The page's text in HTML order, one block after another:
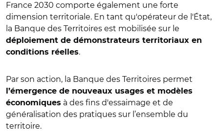
France 2030 comporte également une forte
dimension territoriale. En tant qu'opérateur de l'État,
la Banque des Territoires est mobilisée sur le
déploiement de démonstrateurs territoriaux en
conditions réelles.
Par son action, la Banque des Territoires permet
l’émergence de nouveaux usages et modèles
économiques à des fins d'essaimage et de
généralisation des pratiques sur l’ensemble du
territoire.